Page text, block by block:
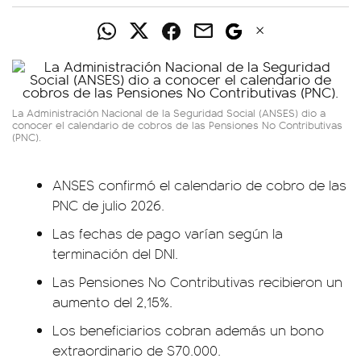
La Administración Nacional de la Seguridad Social (ANSES) dio a
conocer el calendario de cobros de las Pensiones No Contributivas
(PNC).
ANSES confirmó el calendario de cobro de las
PNC de julio 2026.
Las fechas de pago varían según la
terminación del DNI.
Las Pensiones No Contributivas recibieron un
aumento del 2,15%.
Los beneficiarios cobran además un bono
extraordinario de $70.000.